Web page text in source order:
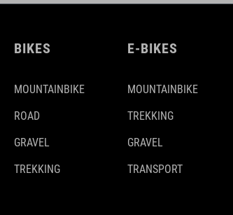
BIKES
MOUNTAINBIKE
ROAD
GRAVEL
TREKKING
E-BIKES
MOUNTAINBIKE
TREKKING
GRAVEL
TRANSPORT